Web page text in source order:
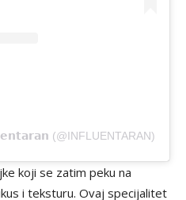
(@INFLUENTARAN)
koji se zatim peku na
i teksturu. Ovaj specijalitet